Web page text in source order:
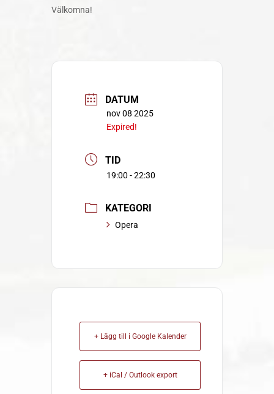
Välkomna!
DATUM
nov 08 2025
Expired!
TID
19:00 - 22:30
KATEGORI
Opera
+ Lägg till i Google Kalender
+ iCal / Outlook export